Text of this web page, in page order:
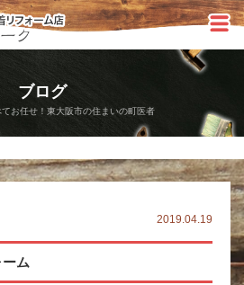
ブログ
お任せ！東大阪市の住まいの町医者
2019.04.19
ム